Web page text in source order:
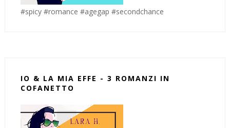
#spicy #romance #agegap #secondchance
IO & LA MIA EFFE - 3 ROMANZI IN
COFANETTO